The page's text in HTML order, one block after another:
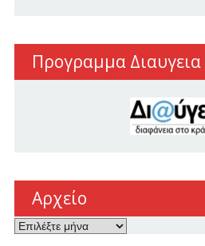
Προγραμμα Διαυγεια
Αρχείο
Αρχείο